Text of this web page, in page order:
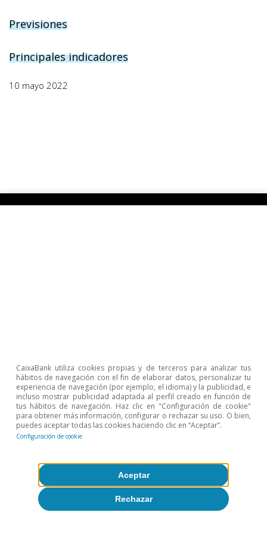
CaixaBank utiliza cookies propias y de terceros para analizar tus
hábitos de navegación con el fin de elaborar datos, personalizar tu
experiencia de navegación (por ejemplo, el idioma) y la publicidad, e
incluso mostrar publicidad adaptada al perfil creado en función de
tus hábitos de navegación. Haz clic en "Configuración de cookie"
para obtener más información, configurar o rechazar su uso. O bien,
puedes aceptar todas las cookies haciendo clic en “Aceptar”.
Configuración de cookie
Rechazar
Aceptar
Previsiones
Principales indicadores
10 mayo 2022
Contacto
CaixaBank (opens in a new window)
Seguridad (opens in a new window)
Privacidad(opens in a new window)